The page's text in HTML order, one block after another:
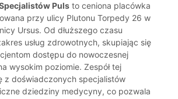
Puls to ceniona placówka
przy ulicy Plutonu Torpedy 26 w
Ursus. Od dłuższego czasu
usług zdrowotnych, skupiając się
dostępu do nowoczesnej
wysokim poziomie. Zespół tej
z doświadczonych specjalistów
dziedziny medycyny, co pozwala